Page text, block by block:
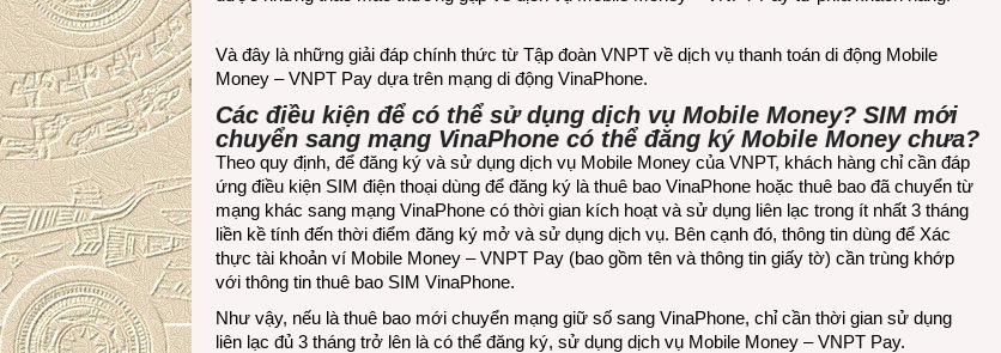
người
Và đây là những giải đáp chính thức từ Tập đoàn VNPT về dịch vụ thanh toán di động Mobile
Money – VNPT Pay dựa trên mạng di động VinaPhone.
Các điều kiện để có thể sử dụng dịch vụ Mobile Money? SIM mới
chuyển sang mạng VinaPhone có thể đăng ký Mobile Money chưa?
Theo quy định, để đăng ký và sử dụng dịch vụ Mobile Money của VNPT, khách hàng chỉ cần đáp
ứng điều kiện SIM điện thoại dùng để đăng ký là thuê bao VinaPhone hoặc thuê bao đã chuyển từ
mạng khác sang mạng VinaPhone có thời gian kích hoạt và sử dụng liên lạc trong ít nhất 3 tháng
liền kề tính đến thời điểm đăng ký mở và sử dụng dịch vụ. Bên cạnh đó, thông tin dùng để Xác
thực tài khoản ví Mobile Money – VNPT Pay (bao gồm tên và thông tin giấy tờ) cần trùng khớp
với thông tin thuê bao SIM VinaPhone.
Như vậy, nếu là thuê bao mới chuyển mạng giữ số sang VinaPhone, chỉ cần thời gian sử dụng
liên lạc đủ 3 tháng trở lên là có thể đăng ký, sử dụng dịch vụ Mobile Money – VNPT Pay.